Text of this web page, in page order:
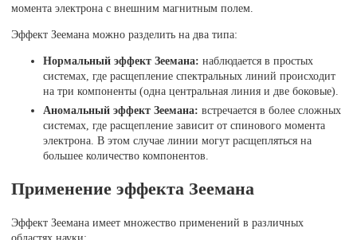
момента электрона с внешним магнитным полем.
Эффект Зеемана можно разделить на два типа:
Нормальный эффект Зеемана: наблюдается в простых
системах, где расщепление спектральных линий происходит
на три компоненты (одна центральная линия и две боковые).
Аномальный эффект Зеемана: встречается в более сложных
системах, где расщепление зависит от спинового момента
электрона. В этом случае линии могут расщепляться на
большее количество компонентов.
Применение эффекта Зеемана
Эффект Зеемана имеет множество применений в различных
областях науки: